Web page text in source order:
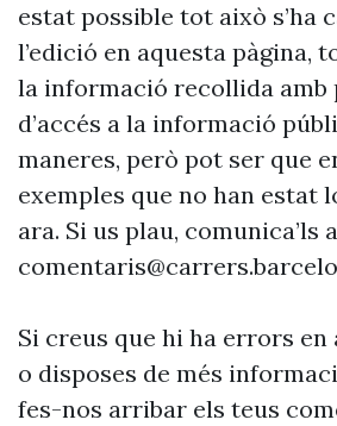
estat possible tot això s’ha
l’edició en aquesta
la informació recollida amb
d’accés a la informació
maneres, però pot ser que
exemples que no han estat
ara. Si us plau, comunica’ls a
Si creus que hi ha errors en
o disposes de més
fes-nos arribar els teus